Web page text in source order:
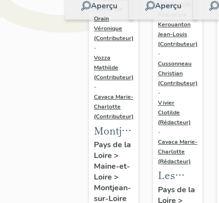
Aperçu
Réalisé par
Orain
Véronique
(Contributeur)
-
Vozza
Mathilde
(Contributeur)
-
Cavaca Marie-
Charlotte
(Contributeur)
Montjean-
sur-
Loire :
présentation
de la
commune
Pays de la
Loire >
Maine-et-
Loire >
Montjean-
sur-Loire
Aperçu
IA49011196 |
Kerouanton
Jean-Louis
(Contributeur)
-
Cussonneau
Christian
(Contributeur)
-
Vivier
Clotilde
(Rédacteur)
-
Cavaca Marie-
Charlotte
(Rédacteur)
Les
fours à
Pays de la
Loire >